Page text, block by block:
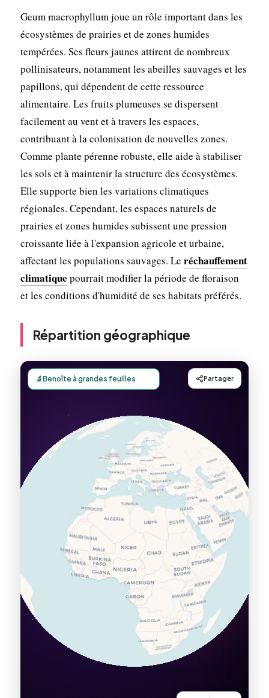
Geum macrophyllum joue un rôle important dans les
écosystèmes de prairies et de zones humides
tempérées. Ses fleurs jaunes attirent de nombreux
pollinisateurs, notamment les abeilles sauvages et les
papillons, qui dépendent de cette ressource
alimentaire. Les fruits plumeuses se dispersent
facilement au vent et à travers les espaces,
contribuant à la colonisation de nouvelles zones.
Comme plante pérenne robuste, elle aide à stabiliser
les sols et à maintenir la structure des écosystèmes.
Elle supporte bien les variations climatiques
régionales. Cependant, les espaces naturels de
prairies et zones humides subissent une pression
croissante liée à l'expansion agricole et urbaine,
affectant les populations sauvages. Le réchauffement
climatique pourrait modifier la période de floraison
et les conditions d'humidité de ses habitats préférés.
Répartition géographique